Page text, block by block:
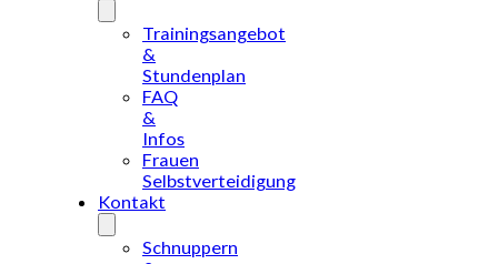
Trainingsangebot
&
Stundenplan
FAQ
&
Infos
Frauen
Selbstverteidigung
Kontakt
Schnuppern